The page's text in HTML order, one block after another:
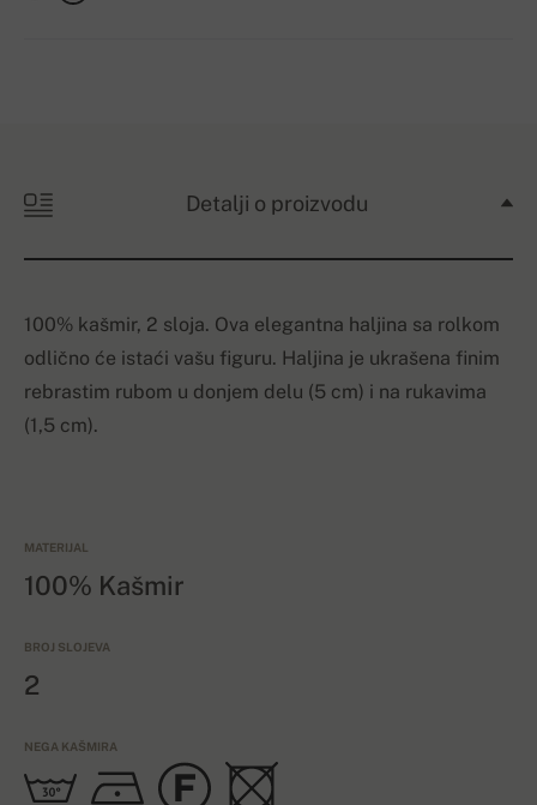
Detalji o proizvodu
100% kašmir, 2 sloja. Ova elegantna haljina sa rolkom
odlično će istaći vašu figuru. Haljina je ukrašena finim
rebrastim rubom u donjem delu (5 cm) i na rukavima
(1,5 cm).
MATERIJAL
100% Kašmir
BROJ SLOJEVA
2
NEGA KAŠMIRA